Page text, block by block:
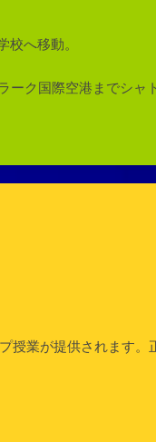
へ移動。
ーク国際空港までシャ
授業が提供されます。